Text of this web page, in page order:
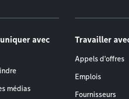
avec
médias
Travailler
Appels d'offres
Emplois
Fournisseurs